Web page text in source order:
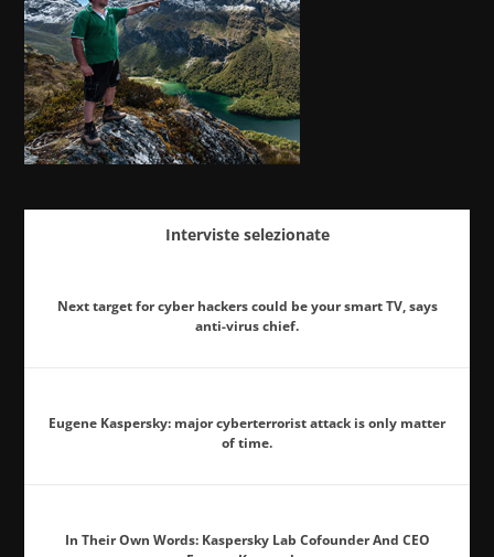
Interviste selezionate
Next target for cyber hackers could be your smart TV, says
anti-virus chief.
Eugene Kaspersky: major cyberterrorist attack is only matter
of time.
In Their Own Words: Kaspersky Lab Cofounder And CEO